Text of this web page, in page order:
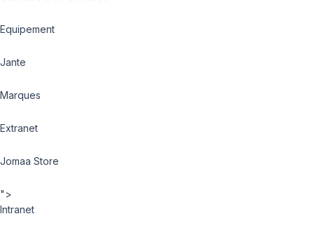
Equipement
Jante
Marques
Extranet
Jomaa Store
">
Intranet